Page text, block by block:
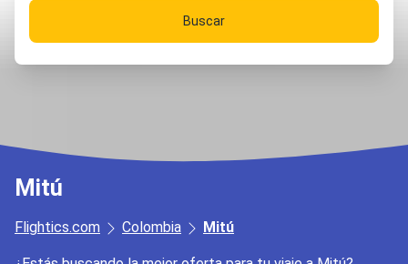
Buscar
Mitú
Flightics.com Colombia Mitú